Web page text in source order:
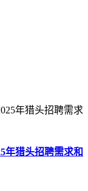
年猎头招聘需求和